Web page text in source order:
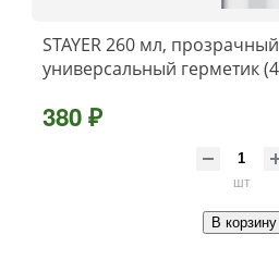
STAYER 260 мл,
универсальный герметик
380 ₽
шт
В корзину